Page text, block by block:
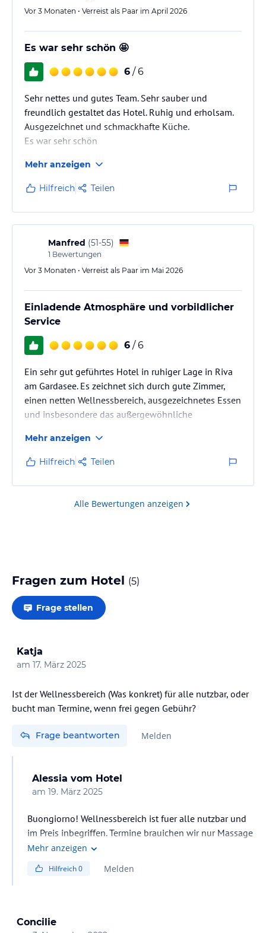
Vor 3 Monaten • Verreist als Paar im April 2026
Es war sehr schön 🤩
6 / 6
Sehr nettes und gutes Team. Sehr sauber und
freundlich gestaltet das Hotel. Ruhig und erholsam.
Ausgezeichnet und schmackhafte Küche.
Es war sehr schön
Mehr anzeigen
Hilfreich Teilen
Manfred (51-55)
1 Bewertungen
Vor 3 Monaten • Verreist als Paar im Mai 2026
Einladende Atmosphäre und vorbildlicher
Service
6 / 6
Ein sehr gut geführtes Hotel in ruhiger Lage in Riva
am Gardasee. Es zeichnet sich durch gute Zimmer,
einen netten Wellnessbereich, ausgezeichnetes Essen
und insbesondere das außergewöhnliche
Personals aus.
Mehr anzeigen
Hilfreich Teilen
Alle Bewertungen anzeigen
Fragen zum Hotel (5)
Frage stellen
Katja
am 17. März 2025
Ist der Wellnessbereich (Was konkret) für alle nutzbar, oder
bucht man Termine, wenn frei gegen Gebühr?
Frage beantworten Melden
Alessia vom Hotel
am 19. März 2025
Buongiorno! Wellnessbereich ist fuer alle nutzbar und
im Preis inbegriffen. Termine brauichen wir nur Massage
und Behandlungen. Grazie mille und BUONA GIORNATA
Mehr anzeigen
Hilfreich0 Melden
Concilie